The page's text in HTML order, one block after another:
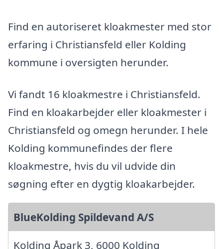
Find en autoriseret kloakmester med stor
erfaring i Christiansfeld eller Kolding
kommune i oversigten herunder.
Vi fandt 16 kloakmestre i Christiansfeld.
Find en kloakarbejder eller kloakmester i
Christiansfeld og omegn herunder. I hele
Kolding kommunefindes der flere
kloakmestre, hvis du vil udvide din
søgning efter en dygtig kloakarbejder.
BlueKolding Spildevand A/S
Kolding Åpark 3, 6000 Kolding